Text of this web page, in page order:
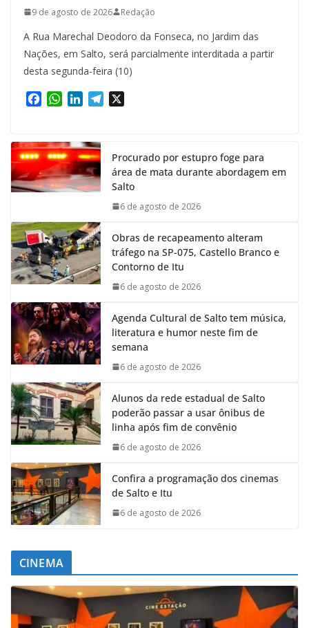
9 de agosto de 2026 Redação
A Rua Marechal Deodoro da Fonseca, no Jardim das
Nações, em Salto, será parcialmente interditada a partir
desta segunda-feira (10)
e
b
o
o
W
t
s
A
p
k
e
d
I
m
Procurado por estupro foge para
área de mata durante abordagem em
Salto
6 de agosto de 2026
Obras de recapeamento alteram
tráfego na SP-075, Castello Branco e
Contorno de Itu
6 de agosto de 2026
Agenda Cultural de Salto tem música,
literatura e humor neste fim de
semana
6 de agosto de 2026
Alunos da rede estadual de Salto
poderão passar a usar ônibus de
linha após fim de convênio
6 de agosto de 2026
Confira a programação dos cinemas
de Salto e Itu
6 de agosto de 2026
CINEMA